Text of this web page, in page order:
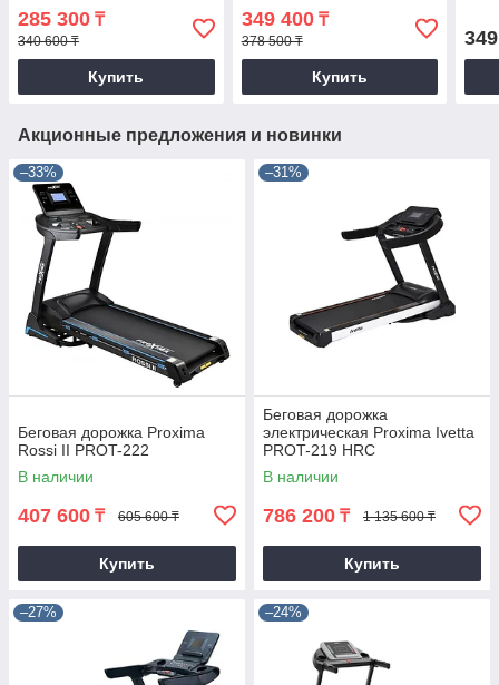
285 300 ₸
340 600 ₸
Купить
349 400₸
378 500 ₸
Купить
Акционные предложения и новинки
–33%
Беговая дорожка Proxima
Rossi II PROT-222
В наличии
407 600 ₸ 605 600 ₸
Купить
–31%
Беговая дорожка
электрическая Proxima Ivetta
PROT-219 HRC
В наличии
786 200 ₸ 1 135 600 ₸
Купить
–27% –24%